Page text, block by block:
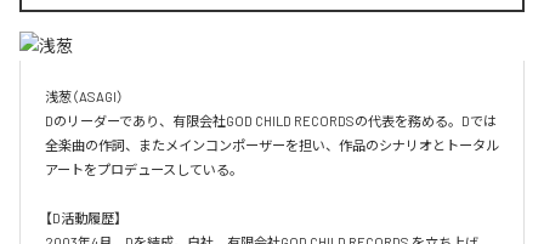
浅葱（ASAGI）
Dのリーダーであり、有限会社GOD CHILD RECORDSの代表を務める。Dでは
全楽曲の作詞、またメインコンポーザーを担い、作品のシナリオとトータル
アートをプロデュースしている。
【D活動履歴】